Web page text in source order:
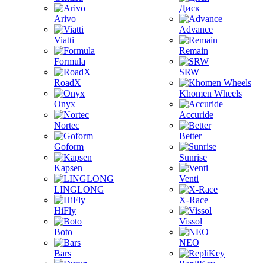
Arivo
Viatti
Formula
RoadX
Onyx
Nortec
Goform
Kapsen
LINGLONG
HiFly
Boto
Bars
Диск
Advance
Remain
SRW
Khomen Wheels
Accuride
Better
Sunrise
Venti
X-Race
Vissol
NEO